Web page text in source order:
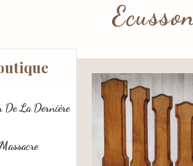
De La Dernière